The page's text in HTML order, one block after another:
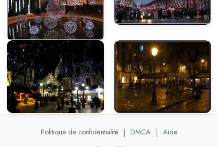
Politique de confidentialité | DMCA | Aide